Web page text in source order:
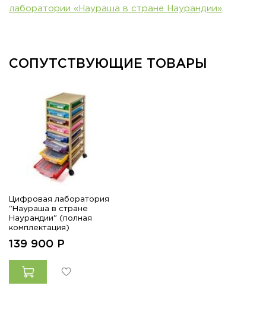
лаборатории «Наураша в стране Наурандии»
СОПУТСТВУЮЩИЕ ТОВАРЫ
Цифровая лаборатория
"Наураша в стране
Наурандии" (полная
комплектация)
139 900 Р